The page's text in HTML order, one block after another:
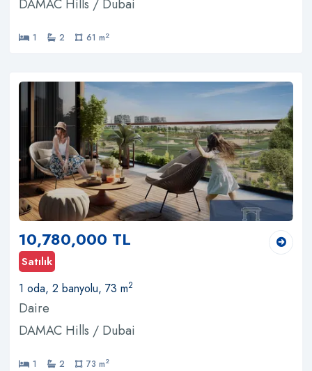
DAMAC Hills / Dubai
1 2 61 m2
10,780,000 TL
Satılık
1 oda, 2 banyolu, 73 m2
Daire
DAMAC Hills / Dubai
1 2 73 m2